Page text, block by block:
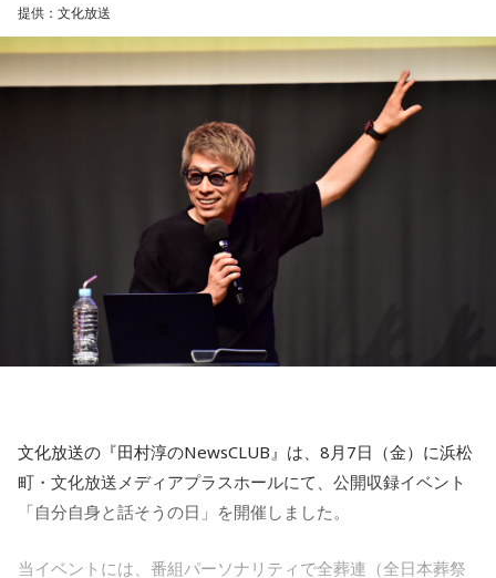
■番組X：@showup1242
■ハッシュタグ：#ショウアップナイター #60n
■メールアドレス：89@1242.com
https://www.1242.com/showup
学びが深まりそうです。海外のことに目を向けたり、探究心
を大切に過ごしてみましょう。
【4位】山羊座（やぎ座）
対人運が好調です。今日は1対1のコミュニケーションが大切
な日。パートナーや大切な友人と深い話をしたり、普段は話
しづらい話題を取り上げてみたりするには良いタイミングで
【5位】牡牛座（おうし座）
趣味や友達付き合いが活発な運気です。今日は心の充実感を
感じやすい日なので、好きなことをとことん楽しみましょ
う。ラッキーアイテムは、炭酸水。
【6位】乙女座（おとめ座）
【7位】牡羊座（おひつじ座）
マイペースに過ごせると良い日です。今日は部屋の片付けを
したり、書類の整理をしたり、身の回りの整理を心掛けて過
提供：文化放送
文化放送の『田村淳のNewsCLUB』は、8月7日（金）に浜松
町・文化放送メディアプラスホールにて、公開収録イベント
「自分自身と話そうの日」を開催しました。
当イベントには、番組パーソナリティで全葬連（全日本葬祭